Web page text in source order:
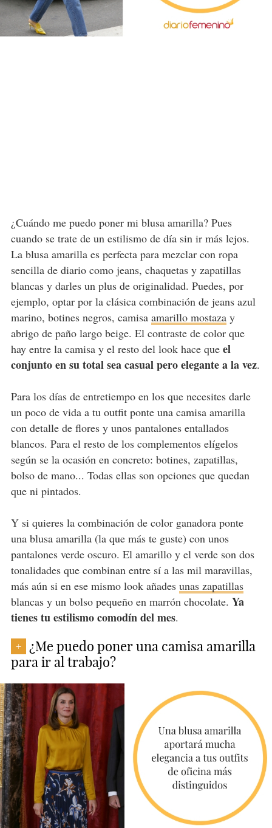
¿Cuándo me puedo poner mi blusa amarilla? Pues
cuando se trate de un estilismo de día sin ir más lejos.
La blusa amarilla es perfecta para mezclar con ropa
sencilla de diario como jeans, chaquetas y zapatillas
blancas y darles un plus de originalidad. Puedes, por
ejemplo, optar por la clásica combinación de jeans azul
marino, botines negros, camisa amarillo mostazay
abrigo de paño largo beige. El contraste de color que
hay entre la camisa y el resto del look hace que el
conjunto en su total sea casual pero elegante a la vez.
Para los días de entretiempo en los que necesites darle
un poco de vida a tu outfit ponte una camisa amarilla
con detalle de flores y unos pantalones entallados
blancos. Para el resto de los complementos elígelos
según se la ocasión en concreto: botines, zapatillas,
bolso de mano... Todas ellas son opciones que quedan
que ni pintados.
Y si quieres la combinación de color ganadora ponte
una blusa amarilla (la que más te guste) con unos
pantalones verde oscuro. El amarillo y el verde son dos
tonalidades que combinan entre sí a las mil maravillas,
más aún si en ese mismo look añades unas zapatillas
blancas y un bolso pequeño en marrón chocolate. Ya
tienes tu estilismo comodín del mes.
+
¿Me puedo poner una camisa amarilla
para ir al trabajo?